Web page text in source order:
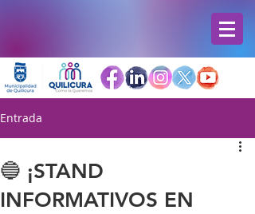
Entrada
🔵 ¡STAND
INFORMATIVOS EN